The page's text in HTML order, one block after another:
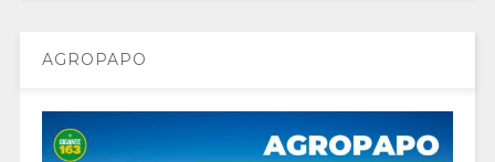
AGROPAPO